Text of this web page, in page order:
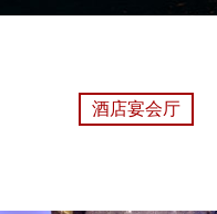
酒店宴会厅